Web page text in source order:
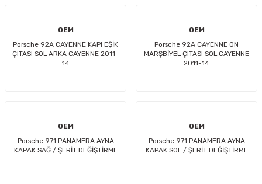
OEM
Porsche 92A CAYENNE KAPI EŞİK
ÇITASI SOL ARKA CAYENNE 2011-
14
OEM
Porsche 92A CAYENNE ÖN
MARŞBİYEL ÇITASI SOL CAYENNE
2011-14
OEM
Porsche 971 PANAMERA AYNA
KAPAK SAĞ / ŞERİT DEĞİŞTİRME
OEM
Porsche 971 PANAMERA AYNA
KAPAK SOL / ŞERİT DEĞİŞTİRME